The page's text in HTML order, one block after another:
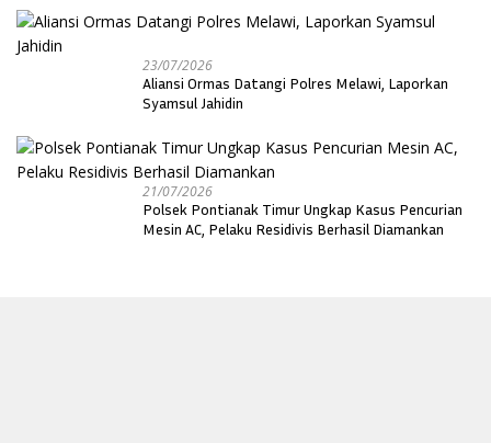
23/07/2026
Aliansi Ormas Datangi Polres Melawi, Laporkan
Syamsul Jahidin
21/07/2026
Polsek Pontianak Timur Ungkap Kasus Pencurian
Mesin AC, Pelaku Residivis Berhasil Diamankan